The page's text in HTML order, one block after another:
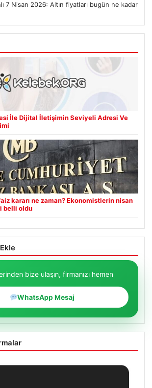
7 Nisan 2026: Altın fiyatları bugün ne kadar
İle Dijital İletişimin Seviyeli Adresi Ve
kararı ne zaman? Ekonomistlerin nisan
belli oldu
bize ulaşın, firmanızı hemen
WhatsApp Mesaj